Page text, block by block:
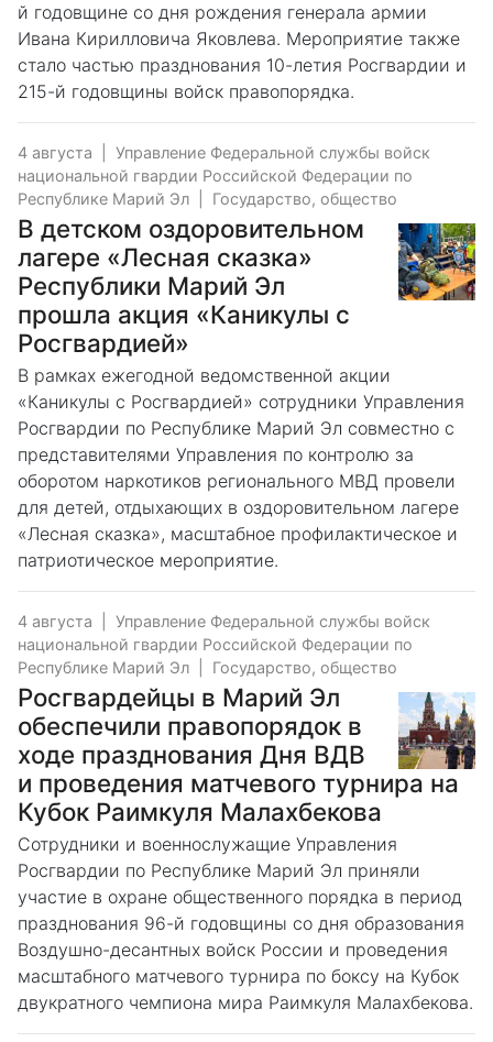
й годовщине со дня рождения генерала армии
Ивана Кирилловича Яковлева. Мероприятие также
стало частью празднования 10-летия Росгвардии и
215-й годовщины войск правопорядка.
4 августа
Управление Федеральной службы войск
национальной гвардии Российской Федерации по
Республике Марий Эл
Государство, общество
В детском оздоровительном
лагере «Лесная сказка»
Республики Марий Эл
прошла акция «Каникулы с
Росгвардией»
В рамках ежегодной ведомственной акции
«Каникулы с Росгвардией» сотрудники Управления
Росгвардии по Республике Марий Эл совместно с
представителями Управления по контролю за
оборотом наркотиков регионального МВД провели
для детей, отдыхающих в оздоровительном лагере
«Лесная сказка», масштабное профилактическое и
патриотическое мероприятие.
4 августа
Управление Федеральной службы войск
национальной гвардии Российской Федерации по
Республике Марий Эл
Государство, общество
Росгвардейцы в Марий Эл
обеспечили правопорядок в
ходе празднования Дня ВДВ
и проведения матчевого турнира на
Кубок Раимкуля Малахбекова
Сотрудники и военнослужащие Управления
Росгвардии по Республике Марий Эл приняли
участие в охране общественного порядка в период
празднования 96-й годовщины со дня образования
Воздушно-десантных войск России и проведения
масштабного матчевого турнира по боксу на Кубок
двукратного чемпиона мира Раимкуля Малахбекова.